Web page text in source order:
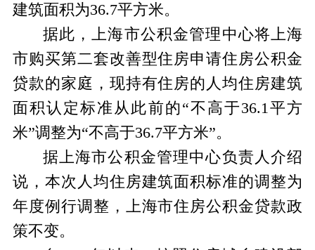
建筑面积为36.7平方米。
据此，上海市公积金管理中心将上海
市购买第二套改善型住房申请住房公积金
贷款的家庭，现持有住房的人均住房建筑
面积认定标准从此前的“不高于36.1平方
米”调整为“不高于36.7平方米”。
据上海市公积金管理中心负责人介绍
说，本次人均住房建筑面积标准的调整为
年度例行调整，上海市住房公积金贷款政
策不变。